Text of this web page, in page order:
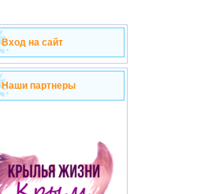
Вход на сайт
Наши партнеры